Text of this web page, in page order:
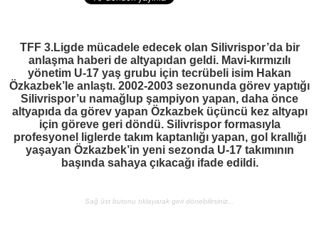
TFF 3.Ligde mücadele edecek olan Silivrispor’da bir
anlaşma haberi de altyapıdan geldi. Mavi-kırmızılı
yönetim U-17 yaş grubu için tecrübeli isim Hakan
Özkazbek’le anlaştı. 2002-2003 sezonunda görev yaptığı
Silivrispor’u namağlup şampiyon yapan, daha önce
altyapıda da görev yapan Özkazbek üçüncü kez altyapı
için göreve geri döndü. Silivrispor formasıyla
profesyonel liglerde takım kaptanlığı yapan, gol krallığı
yaşayan Özkazbek’in yeni sezonda U-17 takımının
başında sahaya çıkacağı ifade edildi.
Sağ üst butonu tıklayarak geri dönebilirsiniz...